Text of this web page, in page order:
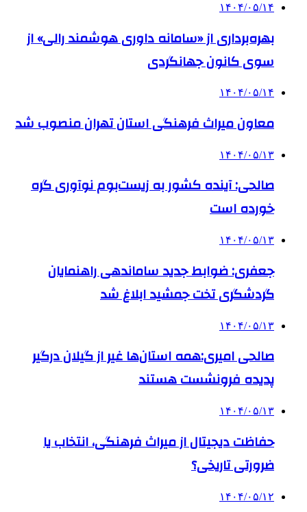
۱۴۰۴/۰۵/۱۴
بهره‌برداری از «سامانه داوری هوشمند رالی» از
سوی کانون جهانگردی
۱۴۰۴/۰۵/۱۴
معاون میراث فرهنگی استان تهران منصوب شد
۱۴۰۴/۰۵/۱۳
صالحی: آینده کشور به زیست‌بوم نوآوری گره
خورده است
۱۴۰۴/۰۵/۱۳
جعفری: ضوابط جدید ساماندهی راهنمایان
گردشگری تخت جمشید ابلاغ شد
۱۴۰۴/۰۵/۱۳
صالحی امیری:همه استان‌ها غیر از گیلان درگیر
پدیده فرونشست هستند
۱۴۰۴/۰۵/۱۳
حفاظت دیجیتال از میراث فرهنگی، انتخاب یا
ضرورتی تاریخی؟
۱۴۰۴/۰۵/۱۲